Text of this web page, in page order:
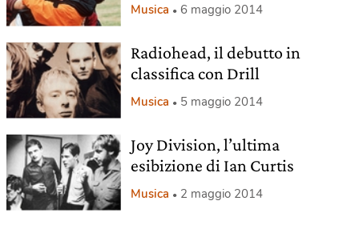
Musica 6 maggio 2014
Radiohead, il debutto in
classifica con Drill
Musica 5 maggio 2014
Joy Division, l’ultima
esibizione di Ian Curtis
Musica 2 maggio 2014